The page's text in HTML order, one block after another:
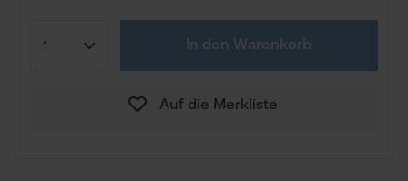
In den Warenkorb
Auf die Merkliste